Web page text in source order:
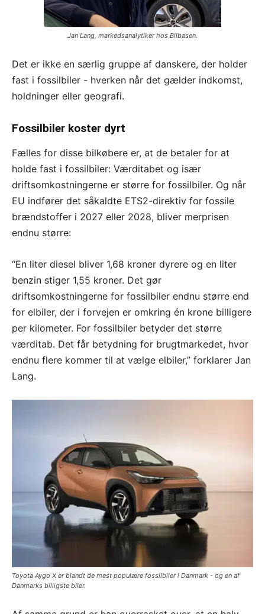
Jan Lang, markedsanalytiker hos Bilbasen.
Det er ikke en særlig gruppe af danskere, der holder
fast i fossilbiler - hverken når det gælder indkomst,
holdninger eller geografi.
Fossilbiler koster dyrt
Fælles for disse bilkøbere er, at de betaler for at
holde fast i fossilbiler: Værditabet og især
driftsomkostningerne er større for fossilbiler. Og når
EU indfører det såkaldte ETS2-direktiv for fossile
brændstoffer i 2027 eller 2028, bliver merprisen
endnu større:
“En liter diesel bliver 1,68 kroner dyrere og en liter
benzin stiger 1,55 kroner. Det gør
driftsomkostningerne for fossilbiler endnu større end
for elbiler, der i forvejen er omkring én krone billigere
per kilometer. For fossilbiler betyder det større
værditab. Det får betydning for brugtmarkedet, hvor
endnu flere kommer til at vælge elbiler,” forklarer Jan
Lang.
Toyota Aygo X er blandt de mest populære fossilbiler i Danmark - og en af
Danmarks billigste biler.